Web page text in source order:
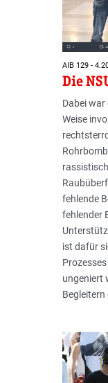
AIB 129 -
Die
Dabei
Weise
fehlende
fehlender
ist dafür
ungeniert
Begleitern